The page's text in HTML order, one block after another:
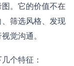
。它的价值不在
筛选风格、发现
觉沟通。
个特征：